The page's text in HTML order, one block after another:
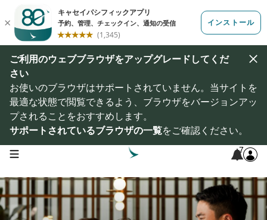
ご利用のウェブブラウザをアップグレードしてくだ
さい
お使いのブラウザはサポートされていません。当サイトを
最適な状態で閲覧できるよう、ブラウザをバージョンアッ
プされることをおすすめします。
サポートされているブラウザの一覧をご確認ください。
open navigation menu 7